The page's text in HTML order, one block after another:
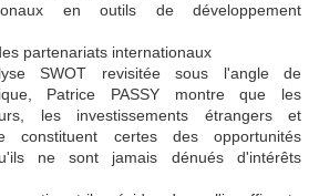
en outils de développement
partenariats internationaux
SWOT revisitée sous l'angle de
Patrice PASSY montre que les
les investissements étrangers et
constituent certes des opportunités
ne sont jamais dénués d'intérêts